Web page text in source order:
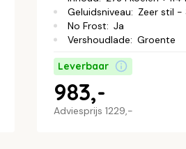
Geluidsniveau: Zeer stil -
No Frost: Ja
Vershoudlade: Groente
Leverbaar
Adviesprijs 1229,-
983,-